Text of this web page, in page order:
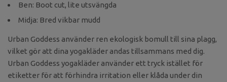
Ben: Boot cut, lite utsvängda
Midja: Bred vikbar mudd
Urban Goddess använder ren ekologisk bomull till sina plagg,
vilket gör att dina yogakläder andas tillsammans med dig.
Urban Goddess yogakläder använder ett tryck istället för
etiketter för att förhindra irritation eller klåda under din